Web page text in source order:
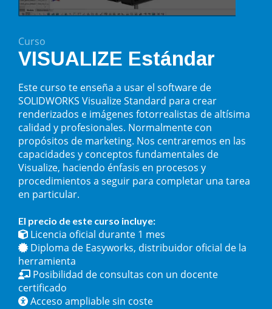
Curso
VISUALIZE Estándar
Este curso te enseña a usar el software de
SOLIDWORKS Visualize Standard para crear
renderizados e imágenes fotorrealistas de altísima
calidad y profesionales. Normalmente con
propósitos de marketing. Nos centraremos en las
capacidades y conceptos fundamentales de
Visualize, haciendo énfasis en procesos y
procedimientos a seguir para completar una tarea
en particular.
El precio de este curso incluye:
Licencia oficial durante 1 mes
Diploma de Easyworks, distribuidor oficial de la
herramienta
Posibilidad de consultas con un docente
certificado
Acceso ampliable sin coste